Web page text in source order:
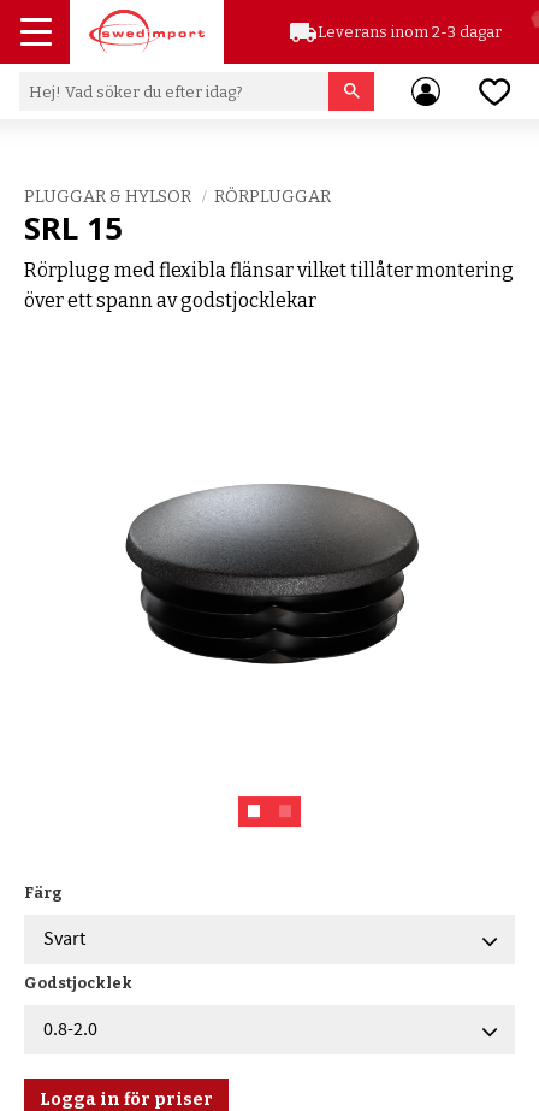
Meny
local_shippingLeverans inom 2-3 dagar
PLUGGAR & HYLSOR RÖRPLUGGAR
SRL 15
Rörplugg med flexibla flänsar vilket tillåter montering
över ett spann av godstjocklekar
Färg
Godstjocklek
Logga in för priser